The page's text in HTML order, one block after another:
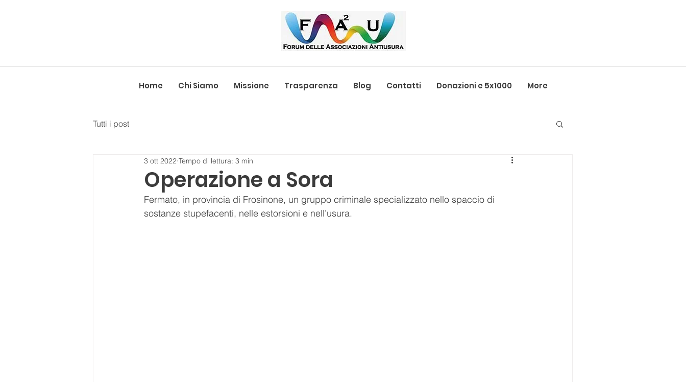
Home Chi Siamo Missione Trasparenza Blog Contatti Donazioni e 5x1000 More
Tutti i post
Operazione a Sora
3 ott 2022 Tempo di lettura: 3 min
Fermato, in provincia di Frosinone, un gruppo criminale specializzato nello spaccio di
sostanze stupefacenti, nelle estorsioni e nell’usura.